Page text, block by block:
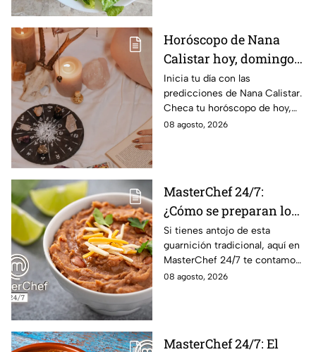
Horóscopo de Nana
Calistar hoy, domingo 9
de agosto: estos signos
tendrán ingresos extra
Inicia tu día con las
predicciones de Nana Calistar.
Checa tu horóscopo de hoy,
domingo 9 de agosto, y
08 agosto, 2026
MasterChef 24/7:
¿Cómo se preparan los
frijoles puercos estilo
Sonora?
Si tienes antojo de esta
guarnición tradicional, aquí en
MasterChef 24/7 te contamos
la receta.
08 agosto, 2026
MasterChef 24/7: El